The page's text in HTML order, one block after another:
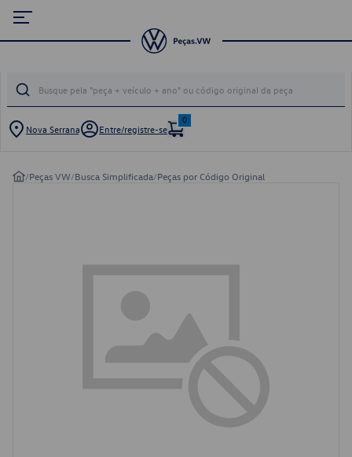
Nova Serrana Entre/registre-se
0
/Peças VW/Busca Simplificada/Peças por Código Original